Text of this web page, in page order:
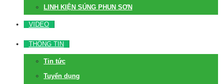
LINH KIỆN SÚNG PHUN SƠN
VIDEO
THÔNG TIN
Tin tức
Tuyển dụng